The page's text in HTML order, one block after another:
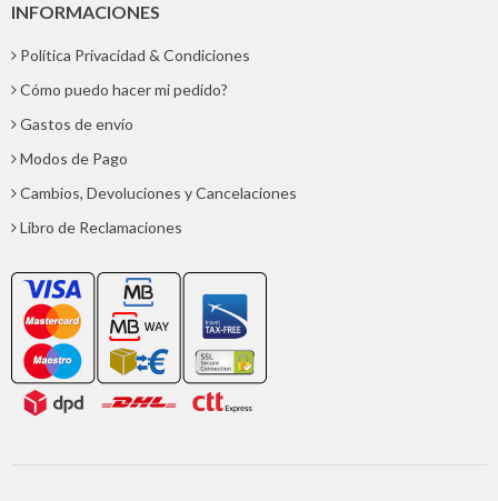
INFORMACIONES
Política Privacidad & Condiciones
Cómo puedo hacer mi pedido?
Gastos de envío
Modos de Pago
Cambios, Devoluciones y Cancelaciones
Libro de Reclamaciones